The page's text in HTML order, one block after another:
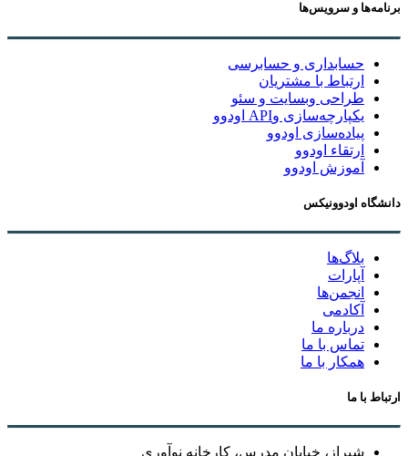
برنامه‌ها و سرویس‌ها
حسابداری و حسابرسی
ارتباط با مشتریان
طراحی وبسایت و سئو
یکپارچه‌سازی وAPI اودوو
پیاده‌سازی اودوو
ارتقاء اودوو
آموزش اودوو
دانشگاه اودوونیکس
بلاگ‌ها
آپارات
انجمن‌ها
آکادمی
درباره ما
تماس با ما
همکار با ما
ارتباط با ما
شیراز، خیابان مدرس، کارخانه نوآوری